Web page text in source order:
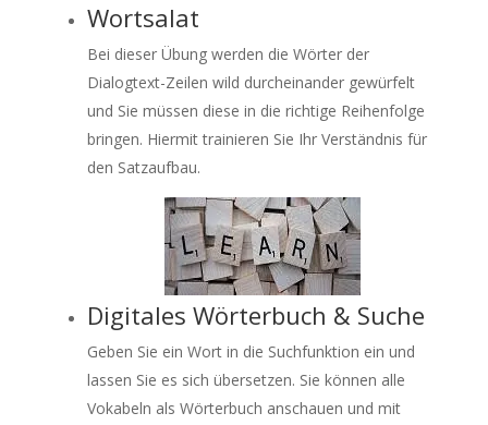
Wortsalat
Bei dieser Übung werden die Wörter der
Dialogtext-Zeilen wild durcheinander gewürfelt
und Sie müssen diese in die richtige Reihenfolge
bringen. Hiermit trainieren Sie Ihr Verständnis für
den Satzaufbau.
Digitales Wörterbuch & Suche
Geben Sie ein Wort in die Suchfunktion ein und
lassen Sie es sich übersetzen. Sie können alle
Vokabeln als Wörterbuch anschauen und mit